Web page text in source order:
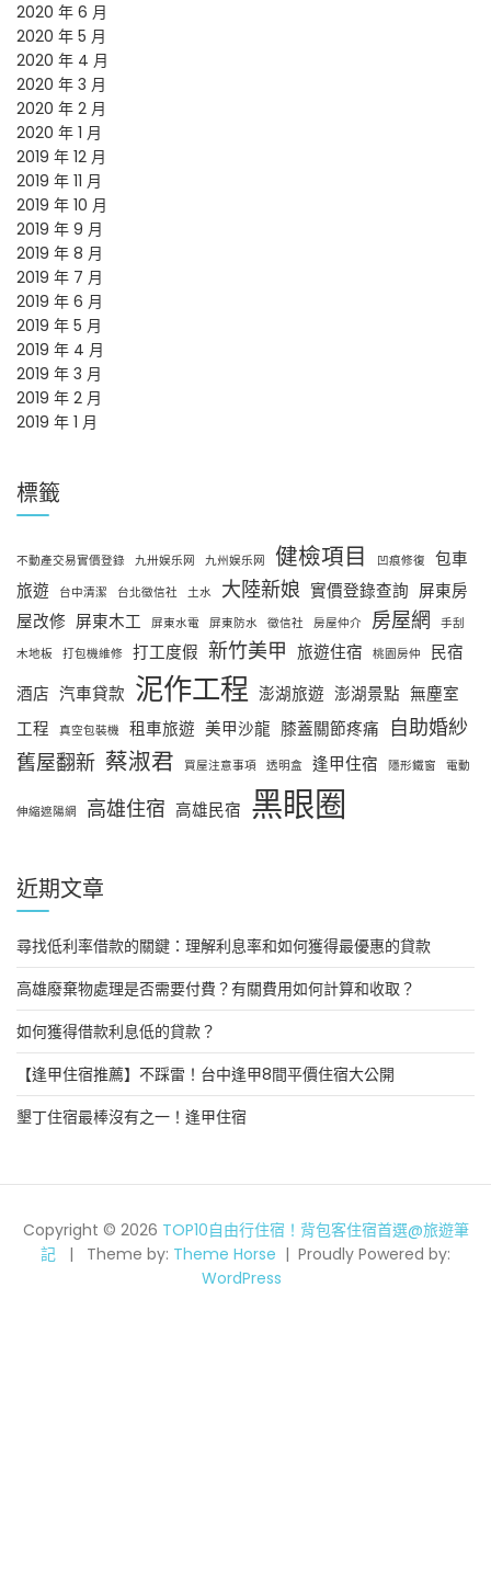
2020 年 6 月
2020 年 5 月
2020 年 4 月
2020 年 3 月
2020 年 2 月
2020 年 1 月
2019 年 12 月
2019 年 11 月
2019 年 10 月
2019 年 9 月
2019 年 8 月
2019 年 7 月
2019 年 6 月
2019 年 5 月
2019 年 4 月
2019 年 3 月
2019 年 2 月
2019 年 1 月
標籤
不動產交易實價登錄 九卅娱乐网 九州娱乐网 健檢項目 凹痕修復
包車
旅遊
台中清潔 台北徵信社 土水 大陸新娘 實價登錄查詢 屏東房
屋改修 屏東木工 屏東水電 屏東防水 徵信社 房屋仲介 房屋網
手刮
木地板
打包機維修 打工度假 新竹美甲 旅遊住宿 桃園房仲
民宿
酒店 汽車貸款 泥作工程 澎湖旅遊 澎湖景點 無塵室
工程
真空包裝機 租車旅遊 美甲沙龍 膝蓋關節疼痛
自助婚紗
舊屋翻新 蔡淑君 買屋注意事項 透明盒 逢甲住宿 隱形鐵窗 電動
伸縮遮陽網 高雄住宿 高雄民宿 黑眼圈
近期文章
尋找低利率借款的關鍵：理解利息率和如何獲得最優惠的貸款
高雄廢棄物處理是否需要付費？有關費用如何計算和收取？
如何獲得借款利息低的貸款？
【逢甲住宿推薦】不踩雷！台中逢甲8間平價住宿大公開
墾丁住宿最棒沒有之一！逢甲住宿
Copyright © 2026 TOP10自由行住宿！背包客住宿首選@旅遊筆
記
Theme by: Theme Horse
Proudly Powered by:
WordPress